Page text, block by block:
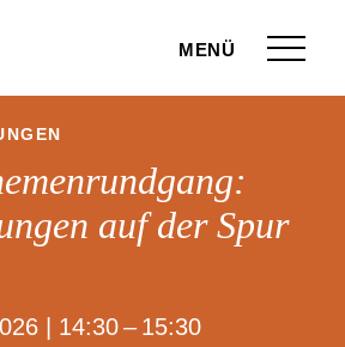
Menü
auf der Spur
| 14:30 – 15:30